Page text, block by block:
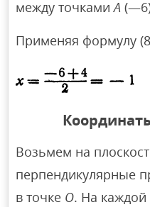
между точкамиА
Применяя формулу
Возьмем на
перпендикулярные
в точке О. На каждой